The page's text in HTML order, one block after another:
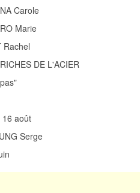
Carole
Marie
Rachel
DE L'ACIER
16 août
Serge